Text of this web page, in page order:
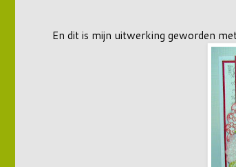
En dit is mijn uitwerking geworden